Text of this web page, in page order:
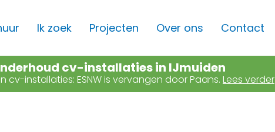
Ik zoek Projecten Over ons Contact
cv-installaties in IJmuiden
cv-installaties: ESNW is vervangen door Paans. Lees verder